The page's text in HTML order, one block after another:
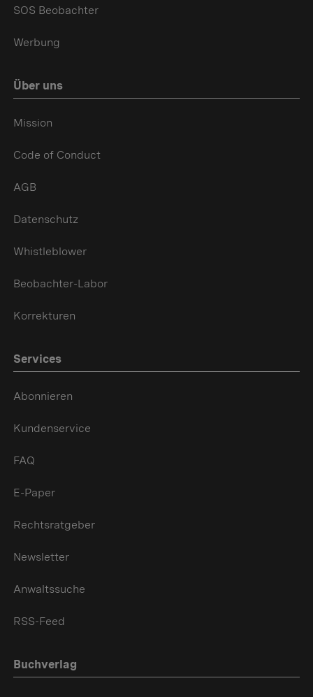
SOS Beobachter
Werbung
Über uns
Mission
Code of Conduct
AGB
Datenschutz
Whistleblower
Beobachter-Labor
Korrekturen
Services
Abonnieren
Kundenservice
FAQ
E-Paper
Rechtsratgeber
Newsletter
Anwaltssuche
RSS-Feed
Buchverlag